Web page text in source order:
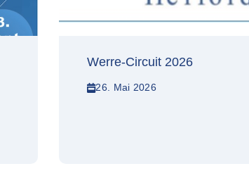
Werre-Circuit 2026
26. Mai 2026